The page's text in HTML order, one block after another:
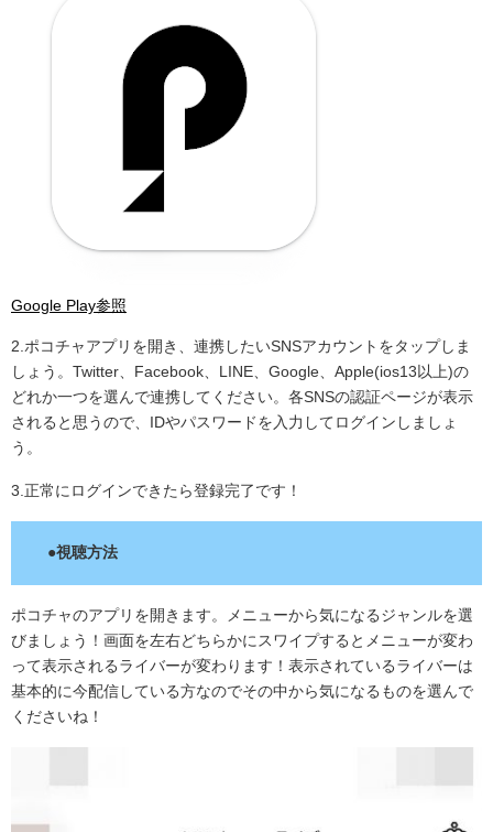
Google Play参照
2.ポコチャアプリを開き、連携したいSNSアカウントをタップしま
しょう。Twitter、Facebook、LINE、Google、Apple(ios13以上)の
どれか一つを選んで連携してください。各SNSの認証ページが表示
されると思うので、IDやパスワードを入力してログインしましょ
う。
3.正常にログインできたら登録完了です！
●視聴方法
ポコチャのアプリを開きます。メニューから気になるジャンルを選
びましょう！画面を左右どちらかにスワイプするとメニューが変わ
って表示されるライバーが変わります！表示されているライバーは
基本的に今配信している方なのでその中から気になるものを選んで
くださいね！